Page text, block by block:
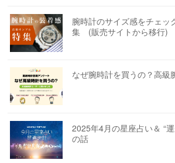
腕時計のサイズ感をチェッ
集 (販売サイトから移行)
なぜ腕時計を買うの？高級
2025年4月の星座占い＆ “
の話